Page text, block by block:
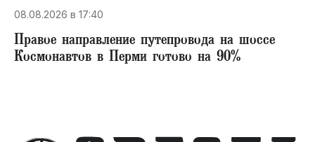
08.08.2026 в 17:40
Правое направление путепровода на шоссе
Космонавтов в Перми готово на 90%